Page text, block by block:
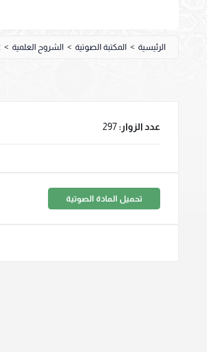
الرئيسية > المكتبة الصوتية > الشروح العلمية >
عدد الزوار: 297
تحميل المادة الصوتية